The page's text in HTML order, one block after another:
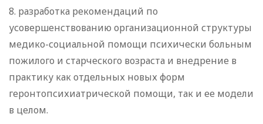
8. разработка рекомендаций по
усовершенствованию организационной структуры
медико-социальной помощи психически больным
пожилого и старческого возраста и внедрение в
практику как отдельных новых форм
геронтопсихиатрической помощи, так и ее модели
в целом.